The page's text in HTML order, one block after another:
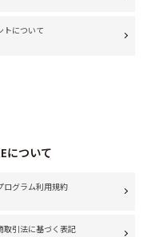
トについて
について
ログラム利用規約
取引法に基づく表記